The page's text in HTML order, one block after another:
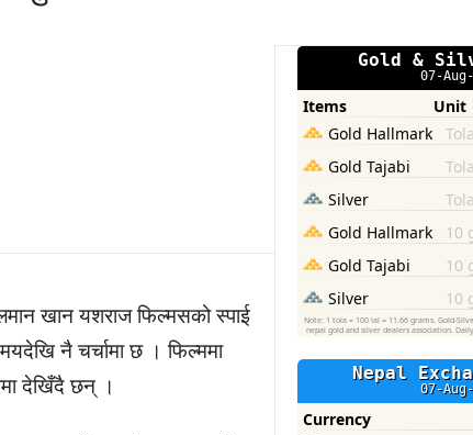
खान यशराज फिल्मसको स्पाई
नै चर्चामा छ । फिल्ममा
देखिँदै छन् ।